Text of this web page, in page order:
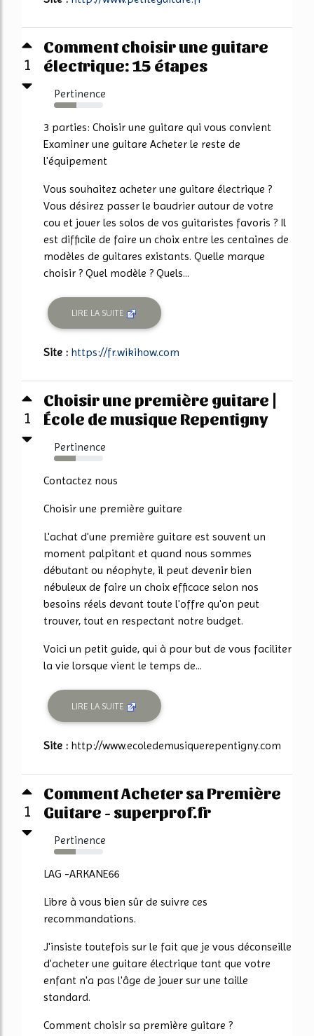
1
Comment choisir une guitare
électrique: 15 étapes
Pertinence
46%
3 parties: Choisir une guitare qui vous convient
Examiner une guitare Acheter le reste de
l'équipement
Vous souhaitez acheter une guitare électrique ?
Vous désirez passer le baudrier autour de votre
cou et jouer les solos de vos guitaristes favoris ? Il
est difficile de faire un choix entre les centaines de
modèles de guitares existants. Quelle marque
choisir ? Quel modèle ? Quels...
LIRE LA SUITE
Site : https://fr.wikihow.com
1
Choisir une première guitare |
École de musique Repentigny
Pertinence
44%
Contactez nous
Choisir une première guitare
L'achat d'une première guitare est souvent un
moment palpitant et quand nous sommes
débutant ou néophyte, il peut devenir bien
nébuleux de faire un choix efficace selon nos
besoins réels devant toute l'offre qu'on peut
trouver, tout en respectant notre budget.
Voici un petit guide, qui à pour but de vous faciliter
la vie lorsque vient le temps de...
LIRE LA SUITE
Site : http://www.ecoledemusiquerepentigny.com
1
Comment Acheter sa Première
Guitare - superprof.fr
Pertinence
44%
LAG -ARKANE66
Libre à vous bien sûr de suivre ces
recommandations.
J'insiste toutefois sur le fait que je vous déconseille
d'acheter une guitare électrique tant que votre
enfant n'a pas l'âge de jouer sur une taille
standard.
Comment choisir sa première guitare ?